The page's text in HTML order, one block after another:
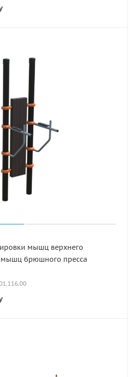
мышц верхнего
мышц брюшного пресса